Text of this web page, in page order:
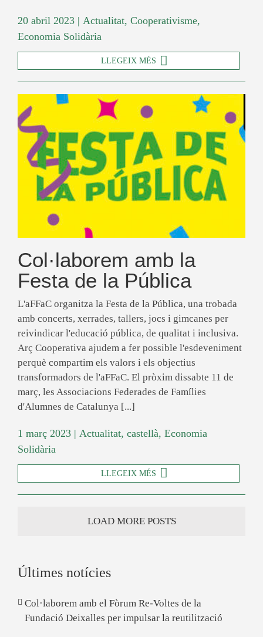
20 abril 2023 | Actualitat, Cooperativisme,
Economia Solidària
LLEGEIX MÉS
Col·laborem amb la
Festa de la Pública
L'aFFaC organitza la Festa de la Pública, una trobada
amb concerts, xerrades, tallers, jocs i gimcanes per
reivindicar l'educació pública, de qualitat i inclusiva.
Arç Cooperativa ajudem a fer possible l'esdeveniment
perquè compartim els valors i els objectius
transformadors de l'aFFaC. El pròxim dissabte 11 de
març, les Associacions Federades de Famílies
d'Alumnes de Catalunya [...]
1 març 2023 | Actualitat, castellà, Economia
Solidària
LLEGEIX MÉS
LOAD MORE POSTS
Últimes notícies
Col·laborem amb el Fòrum Re-Voltes de la
Fundació Deixalles per impulsar la reutilització